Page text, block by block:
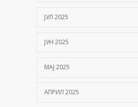
ЈУЛ 2025
ЈУН 2025
МАЈ 2025
АПРИЛ 2025